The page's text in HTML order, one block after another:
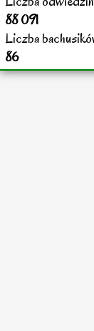
88 091
Liczba
86